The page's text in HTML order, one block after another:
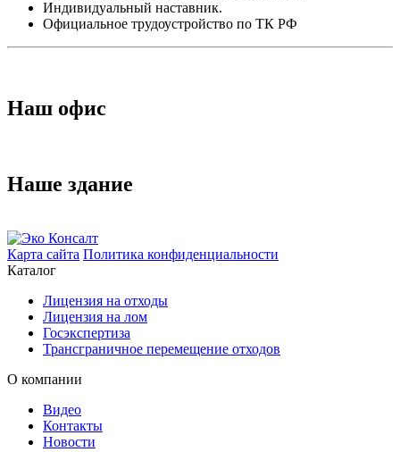
Индивидуальный наставник.
Официальное трудоустройство по ТК РФ
Наш офис
Наше здание
Карта сайта Политика конфиденциальности
Каталог
Лицензия на отходы
Лицензия на лом
Госэкспертиза
Трансграничное перемещение отходов
О компании
Видео
Контакты
Новости